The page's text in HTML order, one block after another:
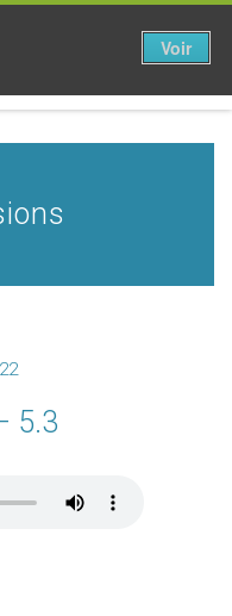
5.3
Voir